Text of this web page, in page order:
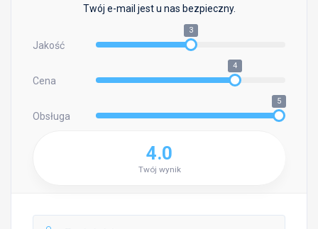
Twój e-mail jest u nas bezpieczny.
Jakość
3
Cena
4
Obsługa
5
4.0
Twój wynik